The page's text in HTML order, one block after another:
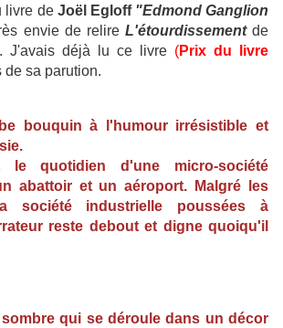
livre de Joël Egloff "Edmond Ganglion
envie de relire L'étourdissementde
J'avais déjà lu ce livre (Prix du livre
de sa parution.
bouquin à l'humour irrésistible et
le quotidien d'une micro-société
abattoir et un aéroport. Malgré les
société industrielle poussées à
reste debout et digne quoiqu'il
qui se déroule dans un décor